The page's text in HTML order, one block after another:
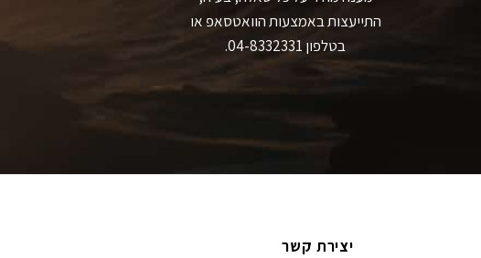
התייעצות באמצעות הוואטסאפ או
בטלפון 04-8332331.
יצירת קשר